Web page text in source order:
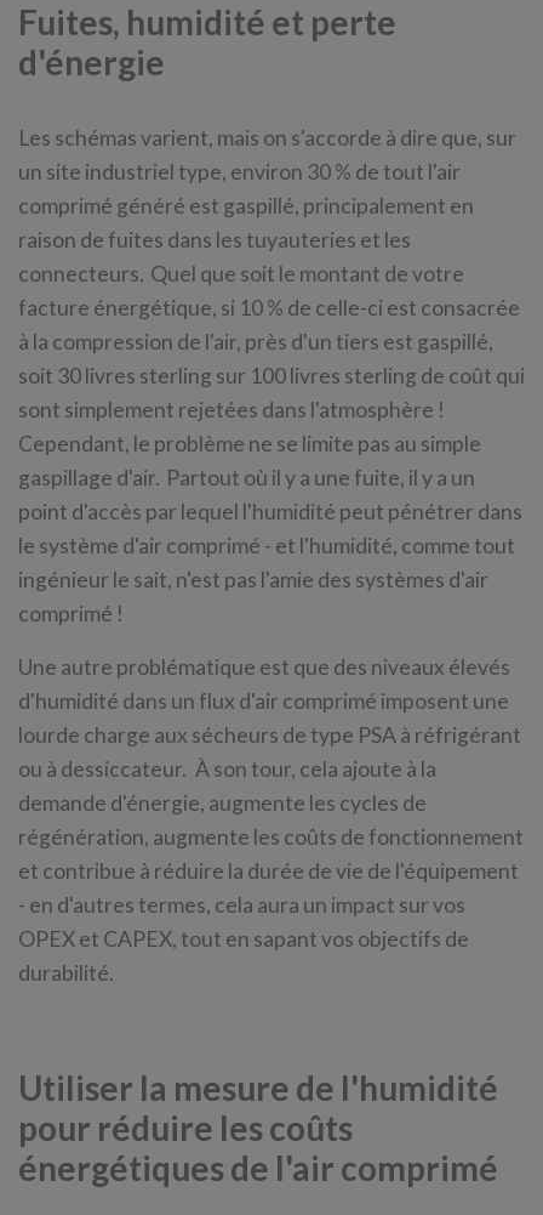
Fuites, humidité et perte
d'énergie
Les schémas varient, mais on s'accorde à dire que, sur
un site industriel type, environ 30 % de tout l'air
comprimé généré est gaspillé, principalement en
raison de fuites dans les tuyauteries et les
connecteurs. Quel que soit le montant de votre
facture énergétique, si 10 % de celle-ci est consacrée
à la compression de l'air, près d'un tiers est gaspillé,
soit 30 livres sterling sur 100 livres sterling de coût qui
sont simplement rejetées dans l'atmosphère !
Cependant, le problème ne se limite pas au simple
gaspillage d'air. Partout où il y a une fuite, il y a un
point d'accès par lequel l'humidité peut pénétrer dans
le système d'air comprimé - et l'humidité, comme tout
ingénieur le sait, n'est pas l'amie des systèmes d'air
comprimé !
Une autre problématique est que des niveaux élevés
d'humidité dans un flux d'air comprimé imposent une
lourde charge aux sécheurs de type PSA à réfrigérant
ou à dessiccateur. À son tour, cela ajoute à la
demande d'énergie, augmente les cycles de
régénération, augmente les coûts de fonctionnement
et contribue à réduire la durée de vie de l'équipement
- en d'autres termes, cela aura un impact sur vos
OPEX et CAPEX, tout en sapant vos objectifs de
durabilité.
Utiliser la mesure de l'humidité
pour réduire les coûts
énergétiques de l'air comprimé